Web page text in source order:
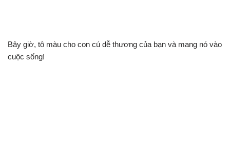
Bây giờ, tô màu cho con cú dễ thương của bạn và mang nó vào
cuộc sống!